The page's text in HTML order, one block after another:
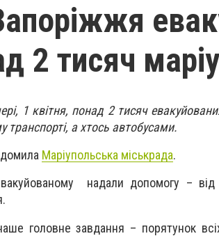
2 тисяч
1 квітня, понад 2 тисяч
транспорті, а хтось автобусами.
Маріупольська міськрада.
надали допомогу – від
головне завдання – порятунок